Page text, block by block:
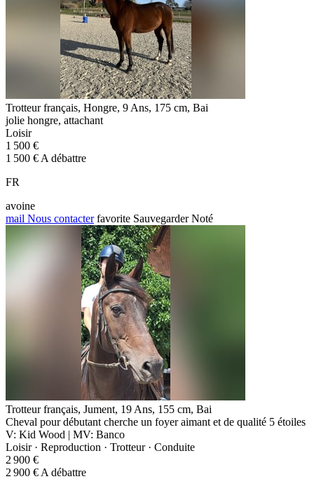
Trotteur français, Hongre, 9 Ans, 175 cm, Bai
jolie hongre, attachant
Loisir
1 500 €
1 500 € A débattre
FR
avoine
mail Nous contacter favorite Sauvegarder Noté
Trotteur français, Jument, 19 Ans, 155 cm, Bai
Cheval pour débutant cherche un foyer aimant et de qualité 5 étoiles
V: Kid Wood | MV: Banco
Loisir · Reproduction · Trotteur · Conduite
2 900 €
2 900 € A débattre